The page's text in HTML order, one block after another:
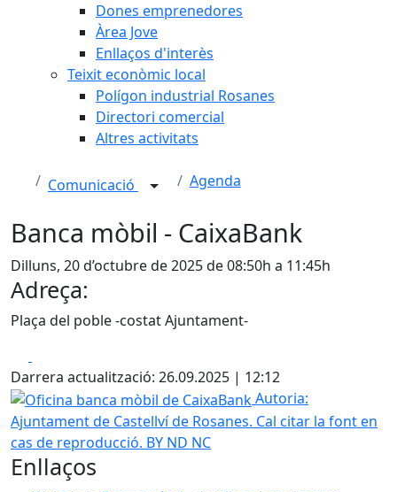
Dones emprenedores
Àrea Jove
Enllaços d'interès
Teixit econòmic local
Polígon industrial Rosanes
Directori comercial
Altres activitats
Comunicació Agenda
Banca mòbil - CaixaBank
Dilluns, 20 d’octubre de 2025 de 08:50h a 11:45h
Adreça:
Plaça del poble -costat Ajuntament-
Darrera actualització: 26.09.2025 | 12:12
Oficina banca mòbil de CaixaBank
Autoria:
Ajuntament de Castellví de Rosanes. Cal citar la font en
cas de reproducció. BY ND NC
Enllaços